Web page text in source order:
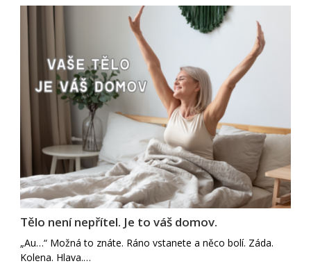
Tělo není nepřítel. Je to váš domov.
„Au…“ Možná to znáte. Ráno vstanete a něco bolí. Záda.
Kolena. Hlava.…